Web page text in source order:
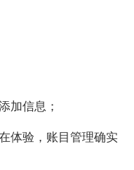
加信息；
体验，账目管理确实